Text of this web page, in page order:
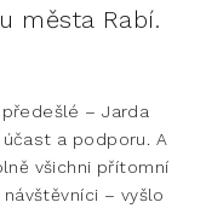
města Rabí.
– Jarda
a podporu. A
všichni přítomní
– vyšlo